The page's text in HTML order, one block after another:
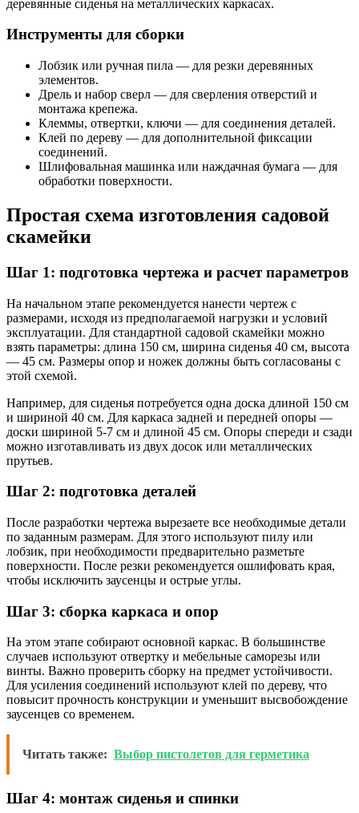
деревянные сиденья на металлических каркасах.
Инструменты для сборки
Лобзик или ручная пила — для резки деревянных
элементов.
Дрель и набор сверл — для сверления отверстий и
монтажа крепежа.
Клеммы, отвертки, ключи — для соединения деталей.
Клей по дереву — для дополнительной фиксации
соединений.
Шлифовальная машинка или наждачная бумага — для
обработки поверхности.
Простая схема изготовления садовой
скамейки
Шаг 1: подготовка чертежа и расчет параметров
На начальном этапе рекомендуется нанести чертеж с
размерами, исходя из предполагаемой нагрузки и условий
эксплуатации. Для стандартной садовой скамейки можно
взять параметры: длина 150 см, ширина сиденья 40 см, высота
— 45 см. Размеры опор и ножек должны быть согласованы с
этой схемой.
Например, для сиденья потребуется одна доска длиной 150 см
и шириной 40 см. Для каркаса задней и передней опоры —
доски шириной 5-7 см и длиной 45 см. Опоры спереди и сзади
можно изготавливать из двух досок или металлических
прутьев.
Шаг 2: подготовка деталей
После разработки чертежа вырезаете все необходимые детали
по заданным размерам. Для этого используют пилу или
лобзик, при необходимости предварительно разметьте
поверхности. После резки рекомендуется ошлифовать края,
чтобы исключить заусенцы и острые углы.
Шаг 3: сборка каркаса и опор
На этом этапе собирают основной каркас. В большинстве
случаев используют отвертку и мебельные саморезы или
винты. Важно проверить сборку на предмет устойчивости.
Для усиления соединений используют клей по дереву, что
повысит прочность конструкции и уменьшит высвобождение
заусенцев со временем.
Читать также: Выбор пистолетов для герметика
Шаг 4: монтаж сиденья и спинки